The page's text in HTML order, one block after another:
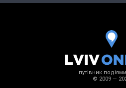
путівник подіями
© 2009 —